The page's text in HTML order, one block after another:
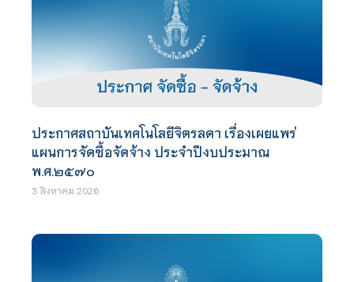
ประกาศสถาบันเทคโนโลยีจิตรลดา เรื่องเผยแพร่
แผนการจัดซื้อจัดจ้าง ประจำปีงบประมาณ
พ.ศ.๒๕๗๐
3 สิงหาคม 2026